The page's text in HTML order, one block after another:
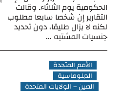
الحكومية يوم الثلاثاء. وقالت
التقارير إن شخصا سابعا مطلوب
لكنه لا يزال طليقا، دون تحديد
جنسيات المشتبه ...
الأمم المتحدة
الدبلوماسية
الصين – الولايات المتحدة